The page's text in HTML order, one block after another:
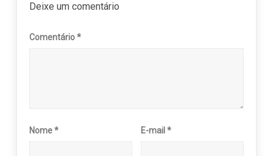
Deixe um comentário
Comentário*
Nome* E-mail*